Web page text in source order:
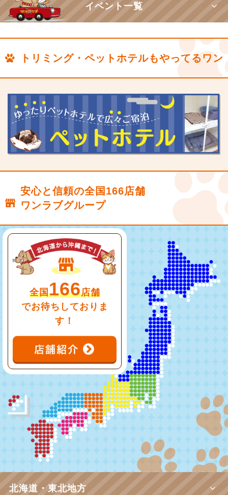
イベント一覧
トリミング・ペットホテルもやってるワン
安心と信頼の全国166店舗
ワンラブグループ
全国166店舗
でお待ちしておりま
す！
北海道・東北地方